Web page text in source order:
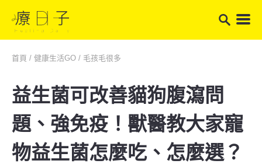
首頁 / 健康生活GO / 毛孩毛很多
益生菌可改善貓狗腹瀉問
題、強免疫！獸醫教大家寵
物益生菌怎麼吃、怎麼選？